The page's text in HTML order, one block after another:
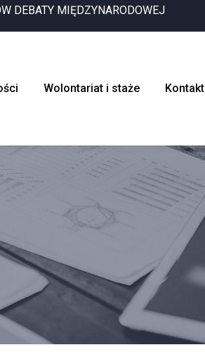
DEBATY MIĘDZYNARODOWEJ
Wolontariat i staże Kontakt